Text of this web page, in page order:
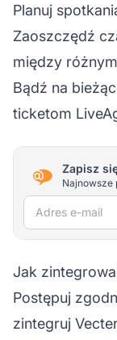
Planuj
Zaoszczędź
między
Bądź na
ticketom
Zapisz
Najnowsze
Adres e-mail
Jak
Postępuj
zintegruj